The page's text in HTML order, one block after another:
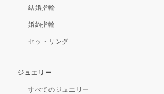
結婚指輪
婚約指輪
セットリング
ジュエリー
すべてのジュエリー